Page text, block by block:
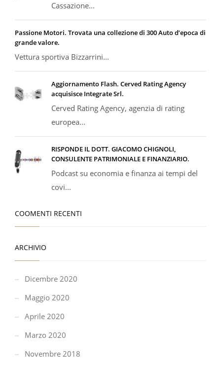
Cassazione...
Passione Motori. Trovata una collezione di 300 Auto d’epoca di
grande valore.
Vettura sportiva Bizzarrini...
Aggiornamento Flash. Cerved Rating Agency
acquisisce Integrate Srl.
Cerved Rating Agency, agenzia di rating
europea...
RISPONDE IL DOTT. GIACOMO CHIGNOLI,
CONSULENTE PATRIMONIALE E FINANZIARIO.
Podcast su economia e finanza ai tempi del
covi...
COOMENTI RECENTI
ARCHIVIO
Dicembre 2020
Maggio 2020
Aprile 2020
Marzo 2020
Novembre 2018